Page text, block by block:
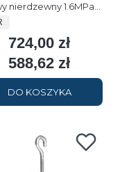
nierdzewny 1.6MPa
Cena
724,00 zł
Cena
588,62 zł
DO KOSZYKA